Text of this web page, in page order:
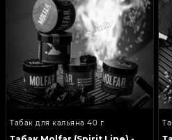
Табак для кальяна 40 г